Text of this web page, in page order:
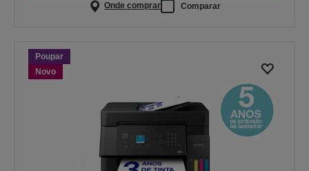
Onde comprar Comparar
Poupar
Novo